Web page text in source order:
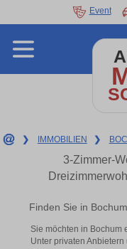
Event
❯ IMMOBILIEN ❯
3-Zimmer-
Finden Sie in
Sie möchten in Bochum
Unter privaten